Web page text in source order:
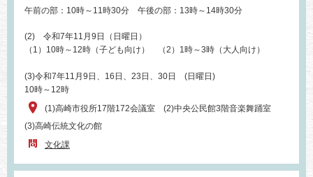
午前の部：10時～11時30分 午後の部：13時～14時30分
(2) 令和7年11月9日（日曜日）
（1）10時～12時（子ども向け） （2）1時～3時（大人向け）
(3)令和7年11月9日、16日、23日、30日 (日曜日)
10時～12時
(1)高崎市役所17階172会議室 (2)中央公民館3階音楽舞踊室
(3)高崎伝統文化の館
文化課